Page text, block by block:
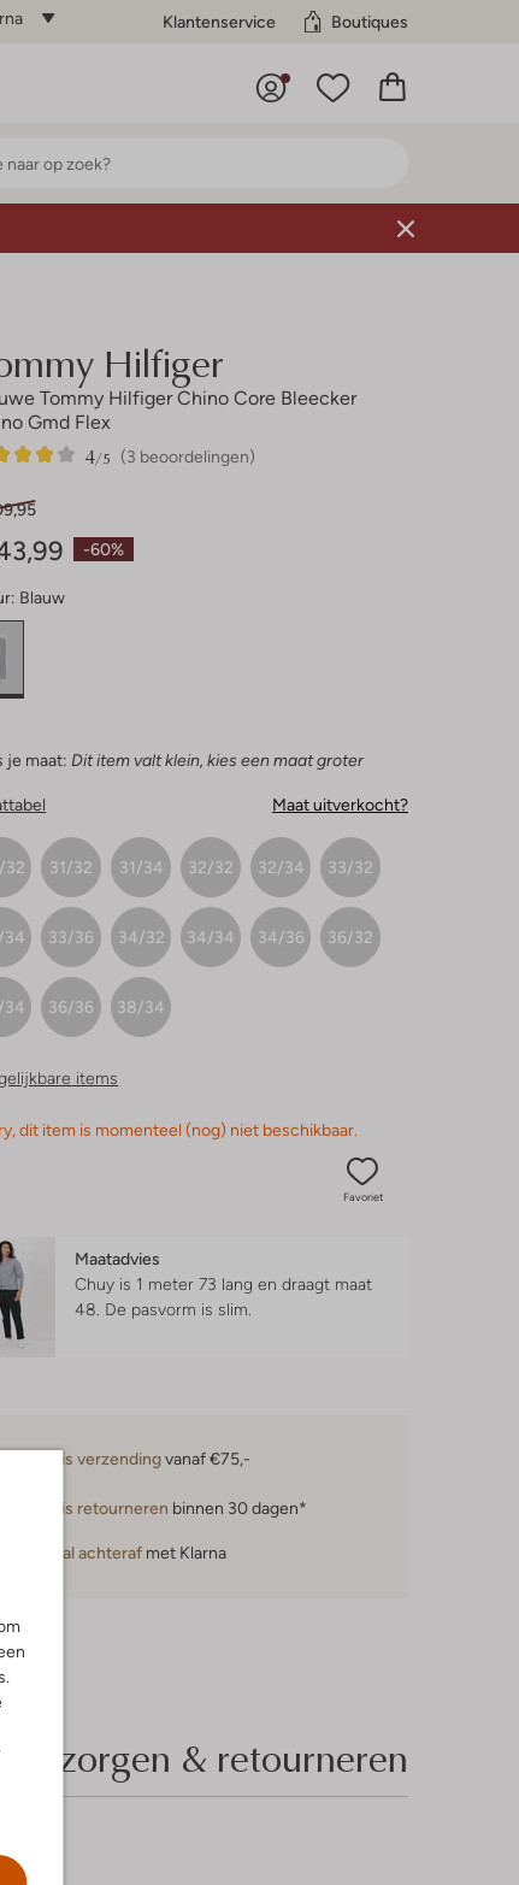
Klantenservice Boutiques
Hilfiger
Tommy Hilfiger Chino Core Bleecker
Gmd Flex
(3 beoordelingen)
4/5
-60%
Blauw
je maat: Dit item valt klein, kies een maat groter
Maat uitverkocht?
32 31/32 31/34 32/32 32/34 33/32
34 33/36 34/32 34/34 34/36 36/32
34 36/36 38/34
items
dit item is momenteel (nog) niet beschikbaar.
Favoriet
Maatadvies
Chuy is 1 meter 73 lang en draagt maat
48. De pasvorm is slim
Gratis verzendingvanaf €75,-
Gratis retourneren binnen 30 dagen*
Betaal achteraf met Klarna
Bezorgen & retourneren